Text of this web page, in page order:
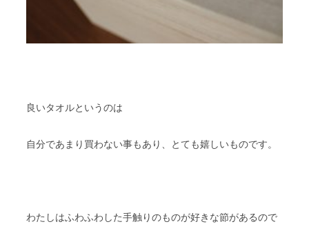
良いタオルというのは
自分であまり買わない事もあり、とても嬉しいものです。
わたしはふわふわした手触りのものが好きな節があるので